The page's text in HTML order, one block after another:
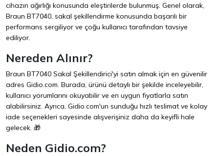
cihazın ağırlığı konusunda eleştirilerde bulunmuş. Genel olarak,
Braun BT7040, sakal şekillendirme konusunda başarılı bir
performans sergiliyor ve çoğu kullanıcı tarafından tavsiye
ediliyor.
Nereden Alınır?
Braun BT7040 Sakal Şekillendirici'yi satın almak için en güvenilir
adres Gidio.com. Burada, ürünü detaylı bir şekilde inceleyebilir,
kullanıcı yorumlarını okuyabilir ve en uygun fiyatlarla satın
alabilirsiniz. Ayrıca, Gidio.com'un sunduğu hızlı teslimat ve kolay
iade seçenekleri sayesinde alışverişiniz daha da keyifli hale
gelecek. 🎁
Neden Gidio.com?